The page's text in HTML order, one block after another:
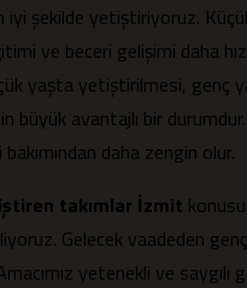
iyi şekilde yetiştiriyoruz.
ve beceri gelişimi daha
yaşta yetiştirilmesi, genç
büyük avantajlı bir
daha zengin olur.
takımlar İzmit
Gelecek vaadeden
yetenekli ve saygılı